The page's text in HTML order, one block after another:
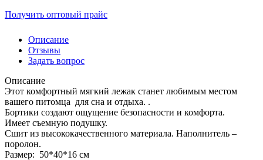
Получить оптовый прайс
Описание
Отзывы
Задать вопрос
Описание
Этот комфортный мягкий лежак станет любимым местом
вашего питомца для сна и отдыха. .
Бортики создают ощущение безопасности и комфорта.
Имеет съемную подушку.
Сшит из высококачественного материала. Наполнитель –
поролон.
Размер: 50*40*16 см